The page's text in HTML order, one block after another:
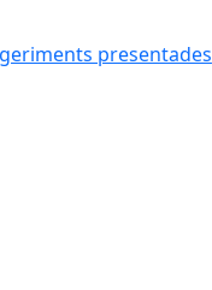
presentades